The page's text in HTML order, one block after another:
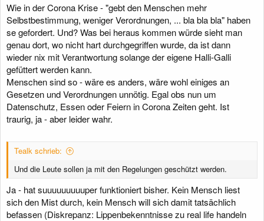
Wie in der Corona Krise - "gebt den Menschen mehr
Selbstbestimmung, weniger Verordnungen, ... bla bla bla" haben
se gefordert. Und? Was bei heraus kommen würde sieht man
genau dort, wo nicht hart durchgegriffen wurde, da ist dann
wieder nix mit Verantwortung solange der eigene Halli-Galli
gefüttert werden kann.
Menschen sind so - wäre es anders, wäre wohl einiges an
Gesetzen und Verordnungen unnötig. Egal obs nun um
Datenschutz, Essen oder Feiern in Corona Zeiten geht. Ist
traurig, ja - aber leider wahr.
Tealk schrieb:
Und die Leute sollen ja mit den Regelungen geschützt werden.
Ja - hat suuuuuuuuuper funktioniert bisher. Kein Mensch liest
sich den Mist durch, kein Mensch will sich damit tatsächlich
befassen (Diskrepanz: Lippenbekenntnisse zu real life handeln